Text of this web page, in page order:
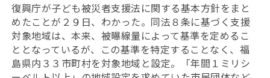
復興庁が子ども被災者支援法に関する基本方針をまと
めたことが２９日、わかった。同法８条に基づく支援
対象地域は、本来、被曝線量によって基準を定めるこ
ととなっているが、この基準を特定することなく、福
島県内３３市町村を対象地域と設定。「年間１ミリシ